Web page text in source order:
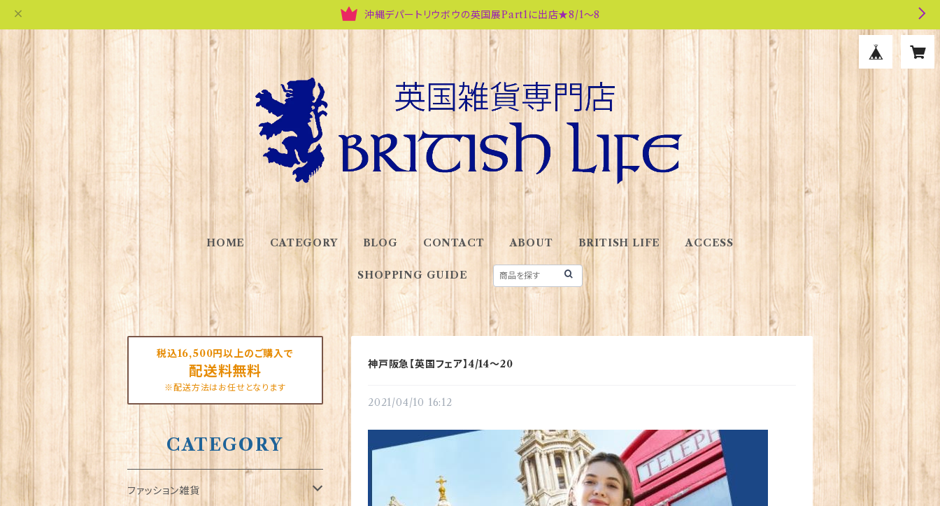
沖縄デパートリウボウの英国展Part1に出店★8/1～8
HOME CATEGORY BLOG CONTACT ABOUT BRITISH LIFE ACCESS
SHOPPING GUIDE
神戸阪急【英国フェア】4/14～20
2021/04/10 16:12
税込16,500円以上のご購入で
配送料無料
※配送方法はお任せとなります
CATEGORY
ファッション雑貨